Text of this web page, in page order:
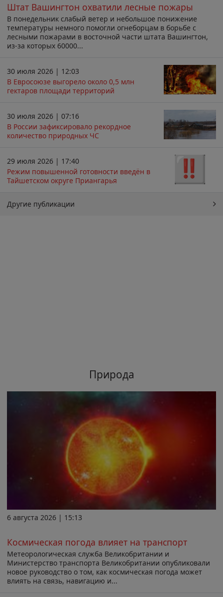
Штат Вашингтон охватили лесные пожары
В понедельник слабый ветер и небольшое понижение
температуры немного помогли огнеборцам в борьбе с
лесными пожарами в восточной части штата Вашингтон,
из-за которых 60000...
30 июля 2026 | 12:03
В Евросоюзе выгорело около 0,5 млн
гектаров площади территорий
30 июля 2026 | 07:16
В России зафиксировало рекордное
количество природных ЧС
29 июля 2026 | 17:40
Режим повышенной готовности введён в
Тайшетском округе Приангарья
Другие публикации
Природа
6 августа 2026 | 15:13
Космическая погода влияет на транспорт
Метеорологическая служба Великобритании и
Министерство транспорта Великобритании опубликовали
новое руководство о том, как космическая погода может
влиять на связь, навигацию и...